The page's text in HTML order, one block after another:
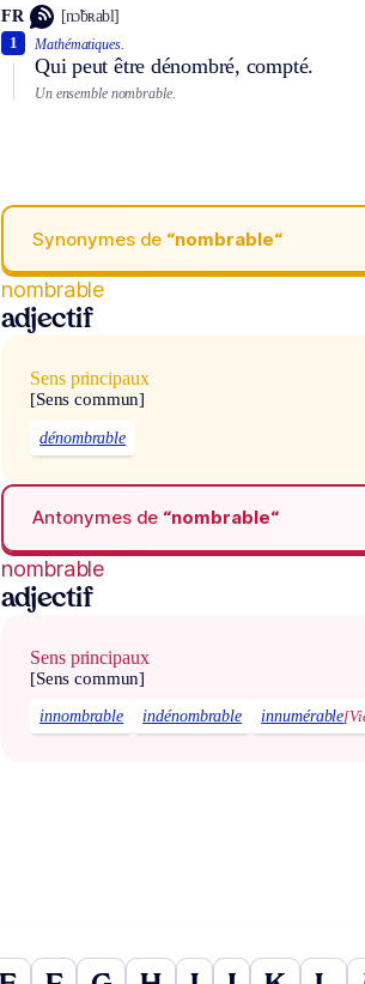
FR [nɔ̃bʀabl]
Mathématiques.
Qui peut être dénombré, compté.
1
Un ensemble nombrable.
Synonymes de “nombrable“
nombrable
adjectif
Sens principaux
[Sens commun]
dénombrable
Antonymes de “nombrable“
nombrable
adjectif
Sens principaux
[Sens commun]
innombrable indénombrable innumérable